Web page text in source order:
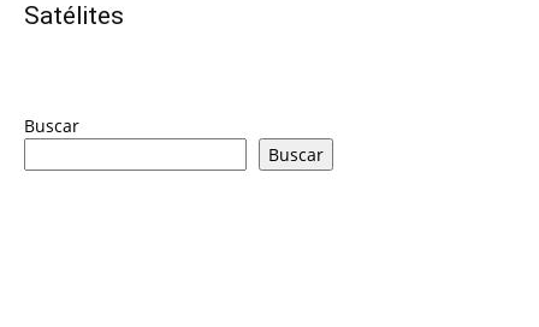
Satélites
Buscar
Buscar